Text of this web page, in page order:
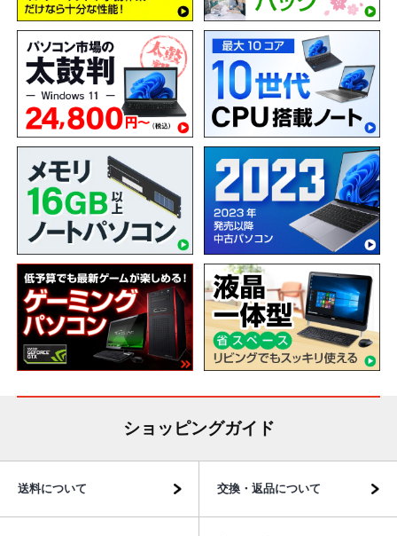
ショッピングガイド
送料について 交換・返品について